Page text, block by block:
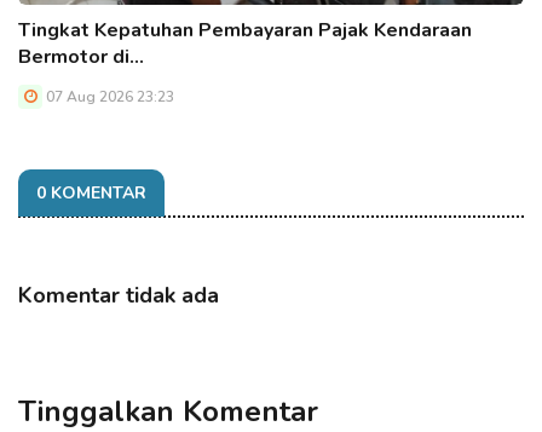
Tingkat Kepatuhan Pembayaran Pajak Kendaraan
Bermotor di…
07 Aug 2026 23:23
0 KOMENTAR
Komentar tidak ada
Tinggalkan Komentar